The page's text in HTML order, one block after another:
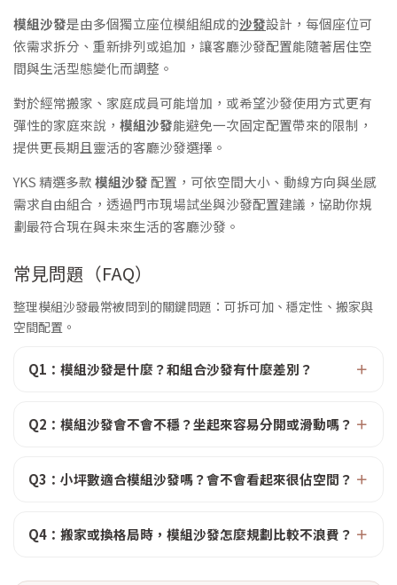
模組沙發是由多個獨立座位模組組成的沙發設計，每個座位可
依需求拆分、重新排列或追加，讓客廳沙發配置能隨著居住空
間與生活型態變化而調整。
對於經常搬家、家庭成員可能增加，或希望沙發使用方式更有
彈性的家庭來說， 模組沙發能避免一次固定配置帶來的限制，
提供更長期且靈活的客廳沙發選擇。
YKS 精選多款模組沙發配置，可依空間大小、動線方向與坐感
需求自由組合，透過門市現場試坐與沙發配置建議，協助你規
劃最符合現在與未來生活的客廳沙發。
常見問題（FAQ）
整理模組沙發最常被問到的關鍵問題：可拆可加、穩定性、搬家與
空間配置。
Q1：模組沙發是什麼？和組合沙發有什麼差別？
Q2：模組沙發會不會不穩？坐起來容易分開或滑動嗎？
Q3：小坪數適合模組沙發嗎？會不會看起來很佔空間？
Q4：搬家或換格局時，模組沙發怎麼規劃比較不浪費？